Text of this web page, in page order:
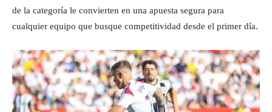
de la categoría le convierten en una apuesta segura para
cualquier equipo que busque competitividad desde el primer día.